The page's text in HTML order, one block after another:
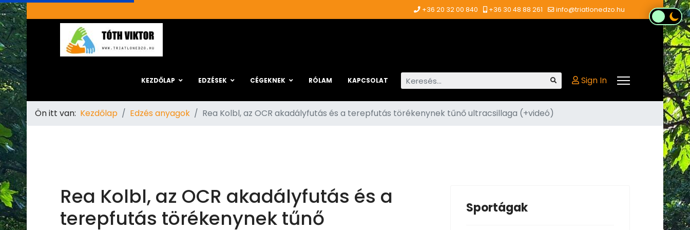
+36 20 32 00 840 +36 30 48 88 261 info@triatlonedzo.hu
KEZDŐLAP EDZÉSEK CÉGEKNEK RÓLAM KAPCSOLAT Keresés... Sign In
Ön itt van: Kezdőlap Edzés anyagok Rea Kolbl, az OCR akadályfutás és a terepfutás törékenynek tűnő ultracsillaga (+videó)
Rea Kolbl, az OCR akadályfutás és a
terepfutás törékenynek tűnő
Sportágak